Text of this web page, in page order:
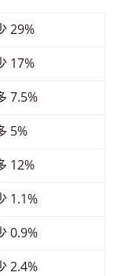
29%
17%
7.5%
5%
12%
1.1%
0.9%
2.4%